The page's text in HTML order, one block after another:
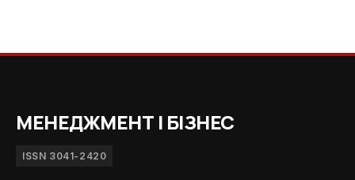
МЕНЕДЖМЕНТ І БІЗНЕС
ISSN 3041-2420